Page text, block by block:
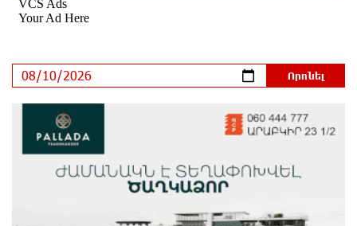
Պետությունը կարծիքներով չի կառավարվում. այն
կառավարվում է գիտելիքով ու
Ռուսաստանի ամենամեծ արևային
էլեկտրակայանը կկառուցվի Ամուրի մարզում
22 ժամ առաջ
Օգոստոսի 10-ից 13-ը գազանջատումներ են